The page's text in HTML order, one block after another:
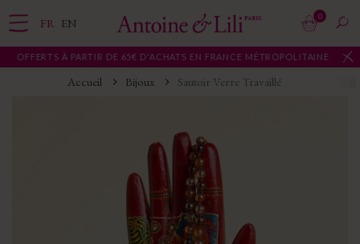
À PARTIR DE 65€ D'ACHATS EN FRANCE MÉTROPOLITAINE
FR EN 0
Accueil Bijoux Sautoir Verre Travaillé